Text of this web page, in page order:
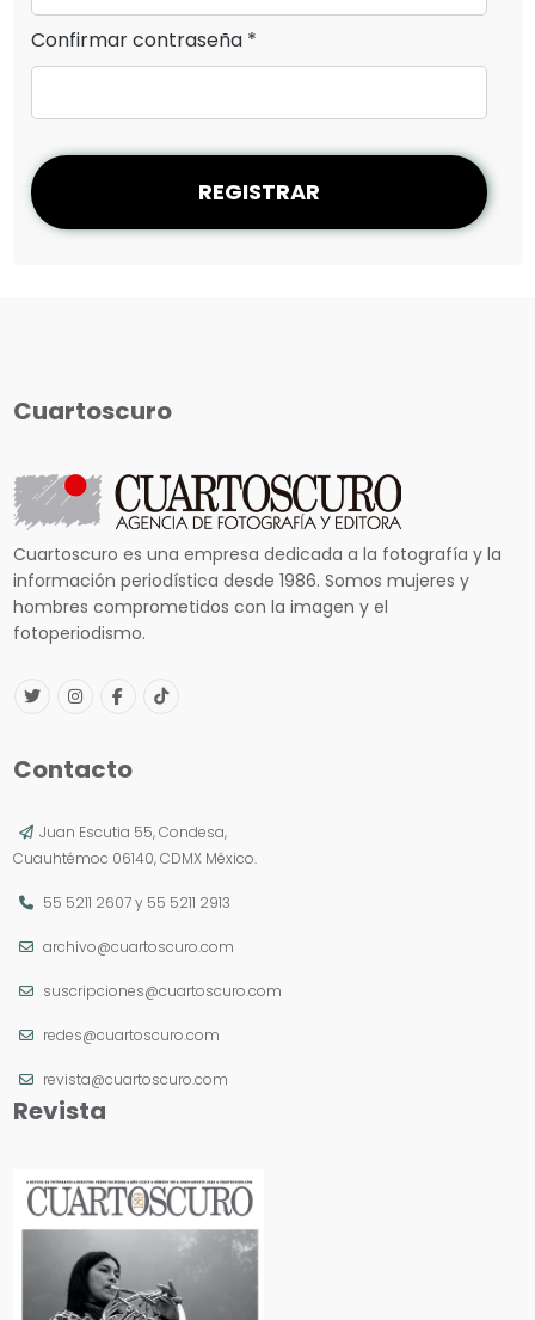
Confirmar contraseña *
REGISTRAR
Cuartoscuro
Cuartoscuro es una empresa dedicada a la fotografía y la
información periodística desde 1986. Somos mujeres y
hombres comprometidos con la imagen y el
fotoperiodismo.
Contacto
Juan Escutia 55, Condesa,
Cuauhtémoc 06140, CDMX México.
55 5211 2607y 55 5211 2913
archivo@cuartoscuro.com
suscripciones@cuartoscuro.com
redes@cuartoscuro.com
revista@cuartoscuro.com
Revista